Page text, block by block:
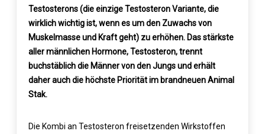
Testosterons (die einzige Testosteron Variante, die
wirklich wichtig ist, wenn es um den Zuwachs von
Muskelmasse und Kraft geht) zu erhöhen. Das stärkste
aller männlichen Hormone, Testosteron, trennt
buchstäblich die Männer von den Jungs und erhält
daher auch die höchste Priorität im brandneuen Animal
Stak.
Die Kombi an Testosteron freisetzenden Wirkstoffen